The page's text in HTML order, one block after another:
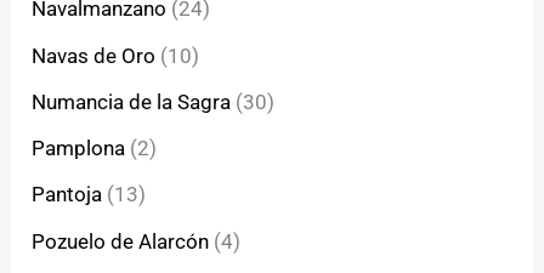
Navalmanzano (24)
Navas de Oro (10)
Numancia de la Sagra (30)
Pamplona (2)
Pantoja (13)
Pozuelo de Alarcón (4)